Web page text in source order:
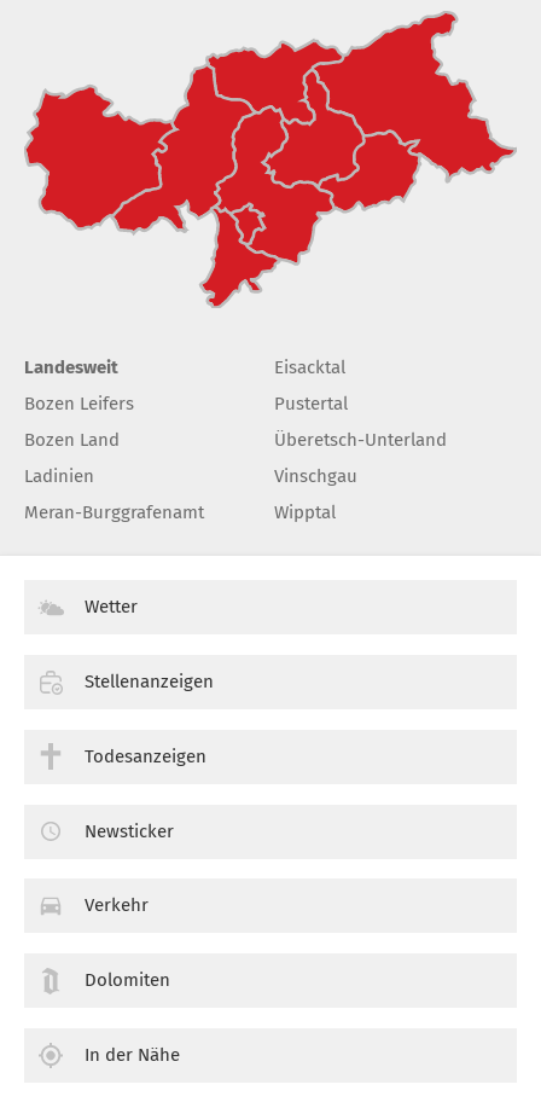
Landesweit
Bozen Leifers
Bozen Land
Ladinien
Meran-Burggrafenamt
Eisacktal
Pustertal
Überetsch-Unterland
Vinschgau
Wipptal
Wetter
Stellenanzeigen
Todesanzeigen
Newsticker
Verkehr
Dolomiten
In der Nähe